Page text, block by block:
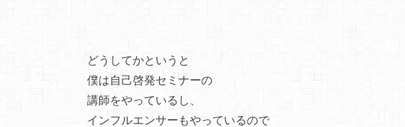
どうしてかというと
僕は自己啓発セミナーの
講師をやっているし、
インフルエンサーもやっているので